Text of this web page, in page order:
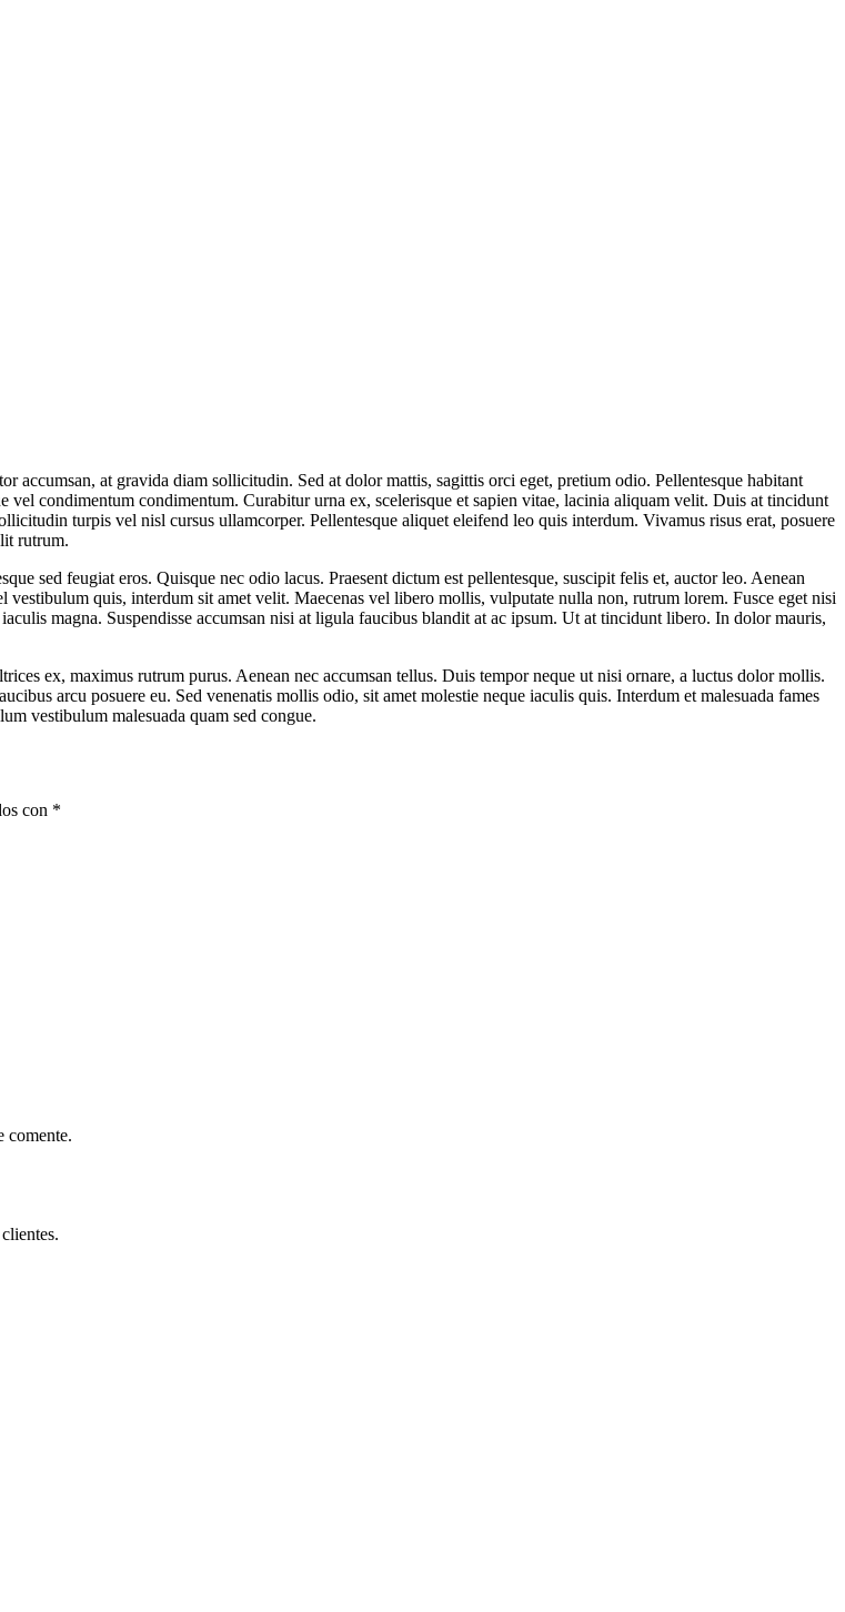
accumsan, at gravida diam sollicitudin. Sed at dolor mattis, sagittis orci eget, pretium odio. Pellentesque habitant
vel condimentum condimentum. Curabitur urna ex, scelerisque et sapien vitae, lacinia aliquam velit. Duis at tincidunt
turpis vel nisl cursus ullamcorper. Pellentesque aliquet eleifend leo quis interdum. Vivamus risus erat, posuere
rutrum.
sed feugiat eros. Quisque nec odio lacus. Praesent dictum est pellentesque, suscipit felis et, auctor leo. Aenean
quis, interdum sit amet velit. Maecenas vel libero mollis, vulputate nulla non, rutrum lorem. Fusce eget nisi
magna. Suspendisse accumsan nisi at ligula faucibus blandit at ac ipsum. Ut at tincidunt libero. In dolor mauris,
ex, maximus rutrum purus. Aenean nec accumsan tellus. Duis tempor neque ut nisi ornare, a luctus dolor mollis.
arcu posuere eu. Sed venenatis mollis odio, sit amet molestie neque iaculis quis. Interdum et malesuada fames
vestibulum malesuada quam sed congue.
con *
comente.